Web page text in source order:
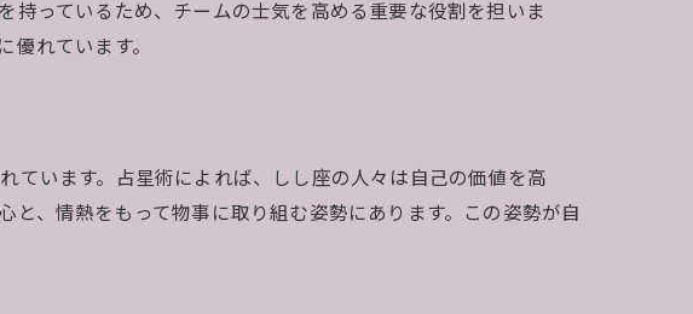
持っているため、チームの士気を高める重要な役割を担いま
れています。
ています。占星術によれば、しし座の人々は自己の価値を高
、情熱をもって物事に取り組む姿勢にあります。この姿勢が自